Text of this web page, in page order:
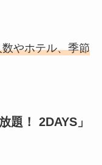
やホテル、季節
題！ 2DAYS」